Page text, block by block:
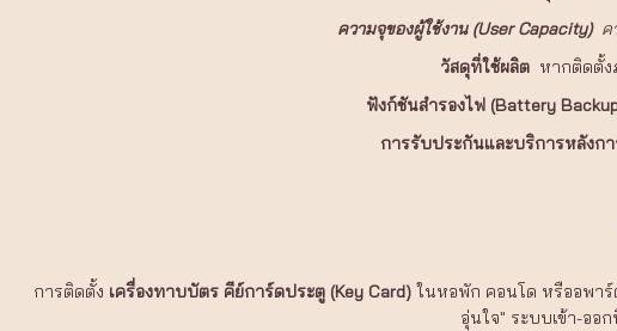
ความจุของผู้ใช้งาน (User Capacity) ค
วัสดุที่ใช้ผลิต หากติดตั้ง
ฟังก์ชันสำรองไฟ (Battery
การรับประกันและบริการหลังกา
การติดตั้ง เครื่องทาบบัตร คีย์การ์ดประตู (Key Card) ในหอพัก คอนโด หรืออพาร์
อุ่นใจ" ระบบเข้า-อ